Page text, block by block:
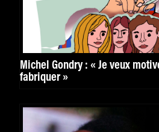
Michel Gondry : « Je veux
fabriquer »